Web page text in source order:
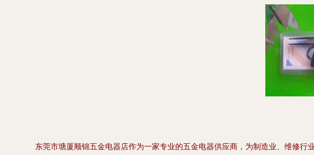
东莞市塘厦顺锦五金电器店作为一家专业的五金电器供应商，为制造业、维修